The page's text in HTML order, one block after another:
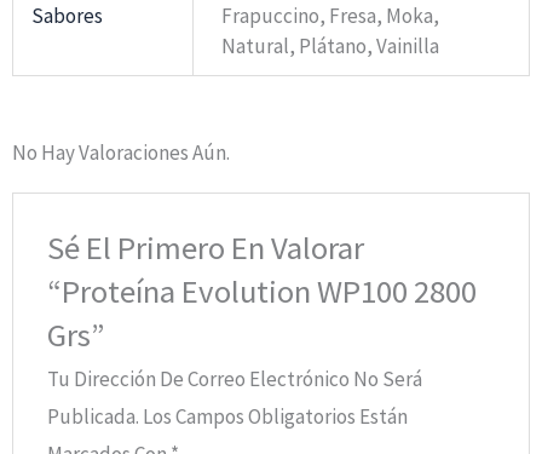
Sabores
Frapuccino, Fresa, Moka,
Natural, Plátano, Vainilla
No Hay Valoraciones Aún.
Sé El Primero En Valorar
“Proteína Evolution WP100 2800
Grs”
Tu Dirección De Correo Electrónico No Será
Publicada. Los Campos Obligatorios Están